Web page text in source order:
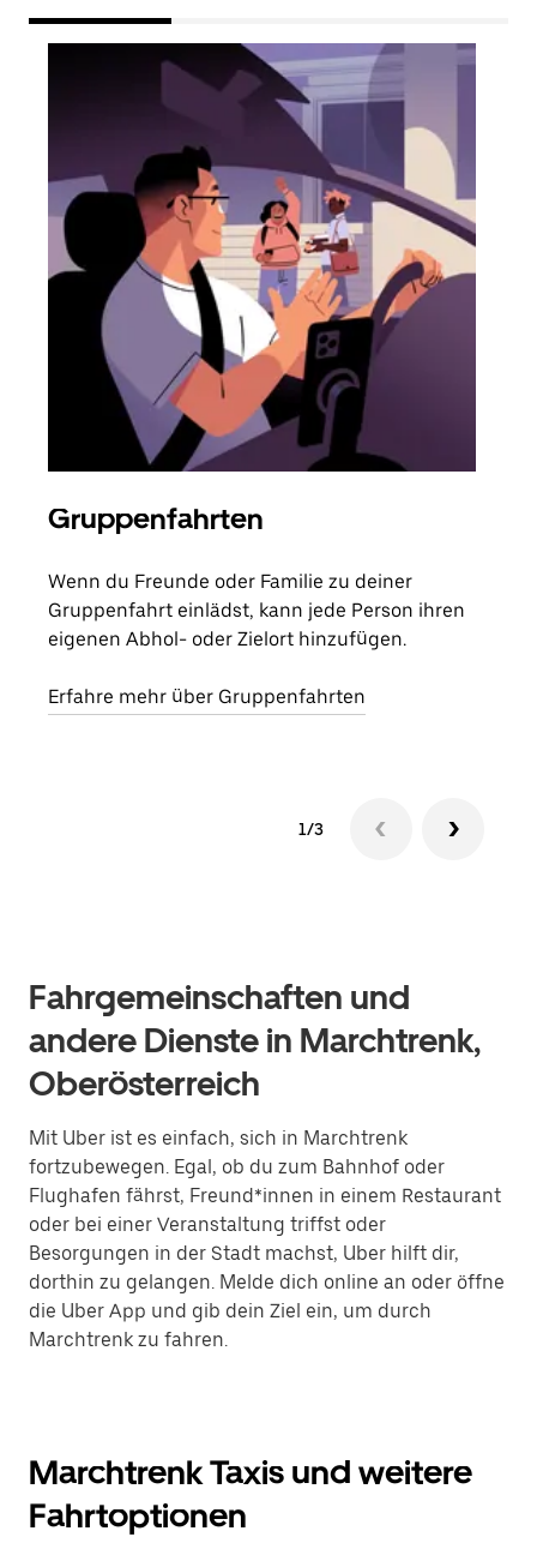
Gruppenfahrten
Wenn du Freunde oder Familie zu deiner
Gruppenfahrt einlädst, kann jede Person ihren
eigenen Abhol- oder Zielort hinzufügen.
Erfahre mehr über Gruppenfahrten
1/3
Fahrgemeinschaften und
andere Dienste in Marchtrenk,
Oberösterreich
Mit Uber ist es einfach, sich in Marchtrenk
fortzubewegen. Egal, ob du zum Bahnhof oder
Flughafen fährst, Freund*innen in einem Restaurant
oder bei einer Veranstaltung triffst oder
Besorgungen in der Stadt machst, Uber hilft dir,
dorthin zu gelangen. Melde dich online an oder öffne
die Uber App und gib dein Ziel ein, um durch
Marchtrenk zu fahren.
Marchtrenk Taxis und weitere
Fahrtoptionen